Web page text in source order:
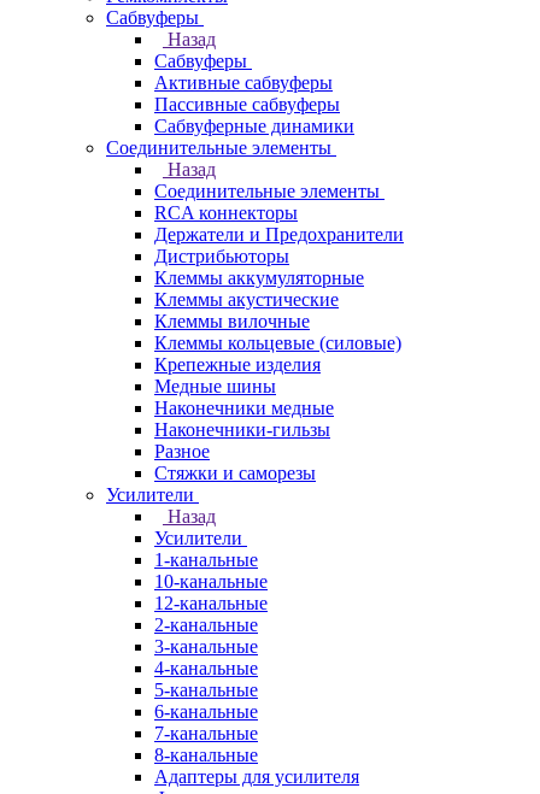
Сабвуферы
Назад
Сабвуферы
Активные сабвуферы
Пассивные сабвуферы
Сабвуферные динамики
Соединительные элементы
Назад
Соединительные элементы
RCA коннекторы
Держатели и Предохранители
Дистрибьюторы
Клеммы аккумуляторные
Клеммы акустические
Клеммы вилочные
Клеммы кольцевые (силовые)
Крепежные изделия
Медные шины
Наконечники медные
Наконечники-гильзы
Разное
Стяжки и саморезы
Усилители
Назад
Усилители
1-канальные
10-канальные
12-канальные
2-канальные
3-канальные
4-канальные
5-канальные
6-канальные
7-канальные
8-канальные
Адаптеры для усилителя